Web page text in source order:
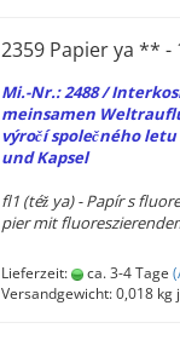
2359 Pa­pier ya ** -
Mi.-Nr.: 2488 /
mein­sa­men
výročí společného letu
und Kap­sel
fl1 (též ya) - Papír s
pier mit
Lieferzeit: ca. 3-4 Tage
Versandgewicht:0,018kg